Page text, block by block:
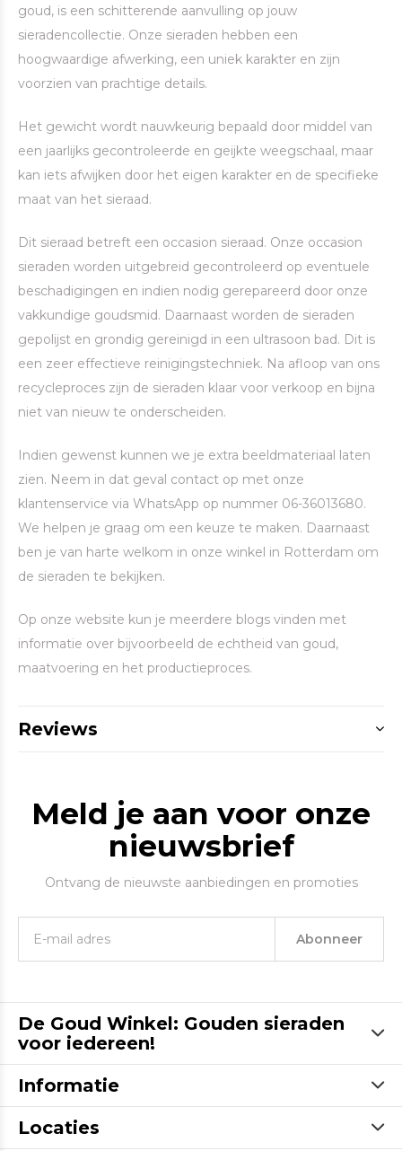
goud, is een schitterende aanvulling op jouw
sieradencollectie. Onze sieraden hebben een
hoogwaardige afwerking, een uniek karakter en zijn
voorzien van prachtige details.
Het gewicht wordt nauwkeurig bepaald door middel van
een jaarlijks gecontroleerde en geijkte weegschaal, maar
kan iets afwijken door het eigen karakter en de specifieke
maat van het sieraad.
Dit sieraad betreft een occasion sieraad. Onze occasion
sieraden worden uitgebreid gecontroleerd op eventuele
beschadigingen en indien nodig gerepareerd door onze
vakkundige goudsmid. Daarnaast worden de sieraden
gepolijst en grondig gereinigd in een ultrasoon bad. Dit is
een zeer effectieve reinigingstechniek. Na afloop van ons
recycleproces zijn de sieraden klaar voor verkoop en bijna
niet van nieuw te onderscheiden.
Indien gewenst kunnen we je extra beeldmateriaal laten
zien. Neem in dat geval contact op met onze
klantenservice via WhatsApp op nummer 06-36013680.
We helpen je graag om een keuze te maken. Daarnaast
ben je van harte welkom in onze winkel in Rotterdam om
de sieraden te bekijken.
Op onze website kun je meerdere blogs vinden met
informatie over bijvoorbeeld de echtheid van goud,
maatvoering en het productieproces.
Reviews
Meld je aan voor onze
nieuwsbrief
Ontvang de nieuwste aanbiedingen en promoties
Abonneer
De Goud Winkel: Gouden sieraden
voor iedereen!
Informatie
Locaties